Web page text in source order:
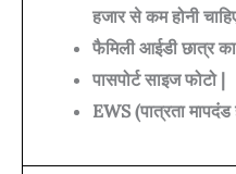
हजार से कम होनी
फैमिली आईडी छात्र
पासपोर्ट साइज फोटो |
EWS (पात्रता मापदंड